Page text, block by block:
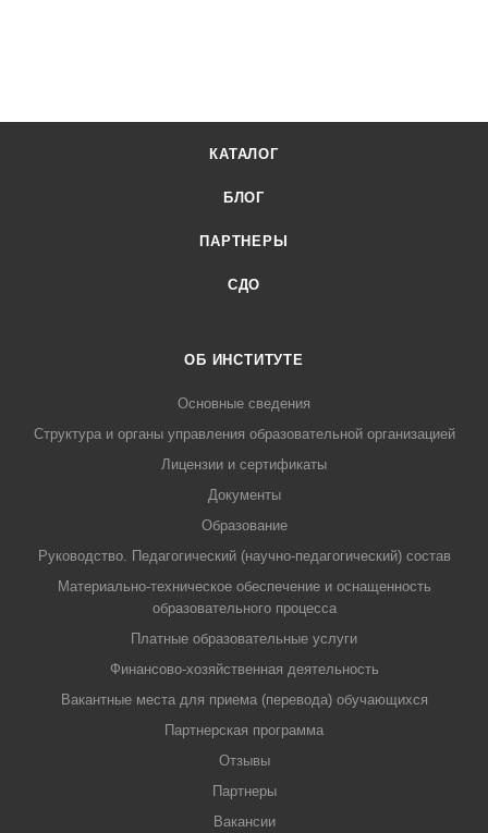
КАТАЛОГ
БЛОГ
ПАРТНЕРЫ
СДО
ОБ ИНСТИТУТЕ
Основные сведения
Структура и органы управления образовательной организацией
Лицензии и сертификаты
Документы
Образование
Руководство. Педагогический (научно-педагогический) состав
Материально-техническое обеспечение и оснащенность
образовательного процесса
Платные образовательные услуги
Финансово-хозяйственная деятельность
Вакантные места для приема (перевода) обучающихся
Партнерская программа
Отзывы
Партнеры
Вакансии